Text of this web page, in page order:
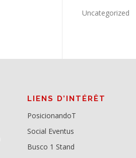
Uncategorized
LIENS D’INTÉRÊT
PosicionandoT
Social Eventus
Busco 1 Stand